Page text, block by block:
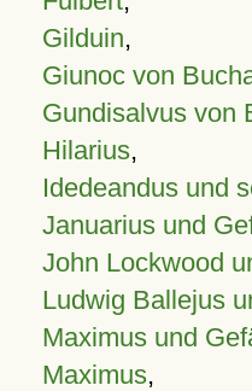
Gilduin,
Giunoc von
Gundisalvus von
Hilarius,
Idedeandus und
Januarius und
John Lockwood
Ludwig Ballejus
Maximus und
Maximus,